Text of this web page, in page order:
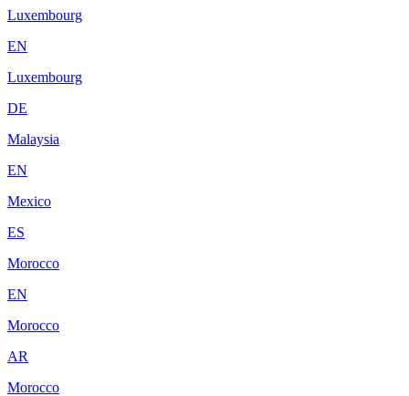
Luxembourg
EN
Luxembourg
DE
Malaysia
EN
Mexico
ES
Morocco
EN
Morocco
AR
Morocco